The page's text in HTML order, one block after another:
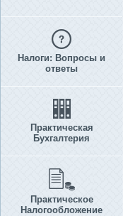
Налоги: Вопросы и
ответы
Практическая
Бухгалтерия
Практическое
Налогообложение